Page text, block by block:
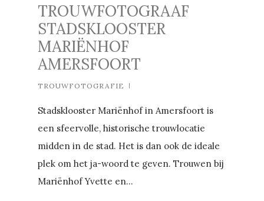
TROUWFOTOGRAAF
STADSKLOOSTER
MARIËNHOF
AMERSFOORT
TROUWFOTOGRAFIE
Stadsklooster Mariënhof in Amersfoort is
een sfeervolle, historische trouwlocatie
midden in de stad. Het is dan ook de ideale
plek om het ja-woord te geven. Trouwen bij
Mariënhof Yvette en...